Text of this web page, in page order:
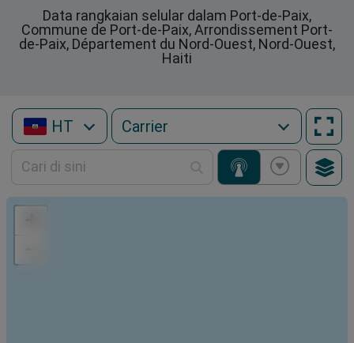
Data rangkaian selular dalam Port-de-Paix,
Commune de Port-de-Paix, Arrondissement Port-
de-Paix, Département du Nord-Ouest, Nord-Ouest,
Haiti
HT